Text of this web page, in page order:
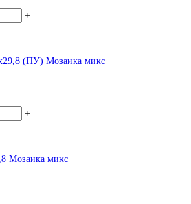
+
(ПУ) Мозаика микс
+
Мозаика микс